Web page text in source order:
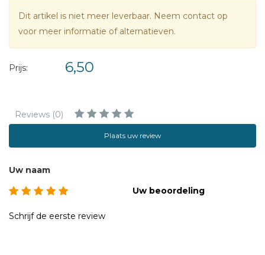
Dit artikel is niet meer leverbaar. Neem contact op
voor meer informatie of alternatieven.
Prijs: 6,50
Reviews (0)
Plaats uw review
Uw naam
Uw beoordeling
Schrijf de eerste review